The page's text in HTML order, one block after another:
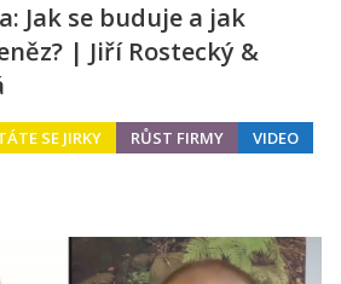
Jak se buduje a jak
| Jiří Rostecký &
SE JIRKY RŮST FIRMY VIDEO